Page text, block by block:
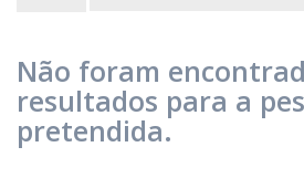
Não foram
resultados para a
pretendida.